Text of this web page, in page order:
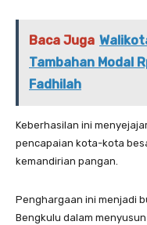
Baca Juga
Tambahan Modal
Fadhilah
Keberhasilan ini
pencapaian kota-kota
kemandirian pangan.
Penghargaan ini menjadi
Bengkulu dalam